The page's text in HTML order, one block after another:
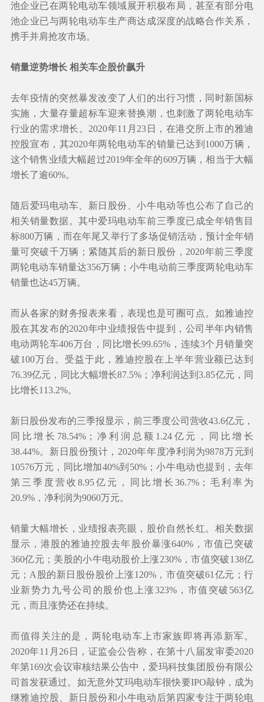
池企业已在两轮电动车领域展开积极布局，甚至有部分电
池企业已与两轮电动车生产商达成深度的战略合作关系，
携手并肩抢攻市场。
销量逆势增长 相关车企股价飙升
去年疫情的突然暴发改变了人们的出行习惯，同时新国标
实施，大量存量超标车迎来替换潮，也刺激了两轮电动车
行业的需求增长。2020年11月23日，在港交所上市的雅迪
控股宣布，其2020年两轮电动车的销量已达到1000万辆，
这个销售业绩大幅超过2019年全年的609万辆，相当于大幅
增长了逾60%。
随后爱玛电动车、新日股份、小牛电动等也公布了自己的
相关销量数据。其中爱玛电动车前三季度已成全年销售目
标800万辆，而在年尾又举行了多场促销活动，预计全年销
量可突破千万辆；紧随其后的新日股份，2020年前三季度
两轮电动车销量达356万辆；小牛电动前三季度两轮电动车
销量也达45万辆。
而从各家的财务报表来看，表现也是可圈可点。如雅迪控
股在其发布的2020年中业绩报告中提到，公司半年内销售
电动两轮车406万台，同比增长99.65%，连续3个月销量突
破100万台。受益于此，雅迪控股在上半年营业额已达到
76.39亿元，同比大幅增长87.5%；净利润达到3.85亿元，同
比增长113.2%。
新日股份发布的三季报显示，前三季度公司营收43.6亿元，
同比增长78.54%；净利润总额1.24亿元，同比增长
38.44%。新日股份预计，2020年年度净利润为9878万元到
10576万元，同比增加40%到50%；小牛电动也提到，去年
第三季度营收8.95亿元，同比增长36.7%；毛利率为
20.9%，净利润为9060万元。
销量大幅增长，业绩报表亮眼，股价自然长红。相关数据
显示，港股的雅迪控股去年股价暴涨640%，市值已突破
360亿元；美股的小牛电动股价上涨230%，市值突破138亿
元；A股的新日股份股价上涨120%，市值突破61亿元；行
业新势力九号公司的股价也上涨323%，市值突破563亿
元，而且涨势还在持续。
而值得关注的是，两轮电动车上市家族即将再添新军。
2020年11月26日，证监会公告称，在第十八届发审委2020
年第169次会议审核结果公告中，爱玛科技集团股份有限公
司首发获通过。如无意外艾玛电动车很快要IPO敲钟，成为
继雅迪控股、新日股份和小牛电动后第四家专注于两轮电